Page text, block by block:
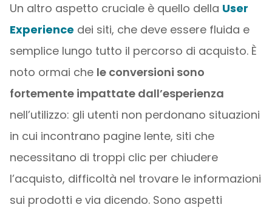
Un altro aspetto cruciale è quello della User
Experience dei siti, che deve essere fluida e
semplice lungo tutto il percorso di acquisto. È
noto ormai che le conversioni sono
fortemente impattate dall’esperienza
nell’utilizzo: gli utenti non perdonano situazioni
in cui incontrano pagine lente, siti che
necessitano di troppi clic per chiudere
l’acquisto, difficoltà nel trovare le informazioni
sui prodotti e via dicendo. Sono aspetti